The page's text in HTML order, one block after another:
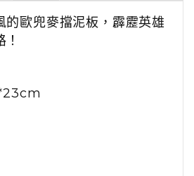
的歐兜麥擋泥板，霹靂英雄